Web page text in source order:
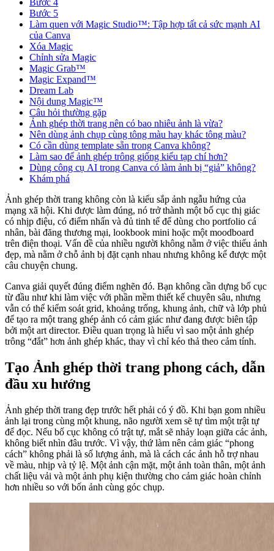
Bước 4
Bước 5
Làm quen với Magic Studio™: Tập hợp tất cả sức mạnh AI
của Canva
Xóa Magic
Chỉnh sửa Magic
Magic Grab™
Magic Expand™
Dream Lab
Nội dung Magic™
Câu hỏi thường gặp
Ảnh ghép thời trang nên có bao nhiêu ảnh là vừa?
Nên dùng ảnh chụp cùng tông màu hay khác tông màu?
Có cần dùng template sẵn trong Canva không?
Làm sao để ảnh ghép trông giống kiểu tạp chí hơn?
Dùng công cụ AI trong Canva có làm ảnh bị “giả” không?
Khám phá
Ảnh ghép thời trang không còn là kiểu sắp ảnh ngẫu hứng của
mạng xã hội. Khi được làm đúng, nó trở thành một bố cục thị giác
có nhịp điệu, có điểm nhấn và đủ tinh tế để dùng cho portfolio cá
nhân, bài đăng thương mại, lookbook mini hoặc một moodboard
trên điện thoại. Vấn đề của nhiều người không nằm ở việc thiếu ảnh
đẹp, mà nằm ở chỗ ảnh bị đặt cạnh nhau nhưng không kể được một
câu chuyện chung.
Canva giải quyết đúng điểm nghẽn đó. Bạn không cần dựng bố cục
từ đầu như khi làm việc với phần mềm thiết kế chuyên sâu, nhưng
vẫn có thể kiểm soát grid, khoảng trống, khung ảnh, chữ và lớp phủ
để tạo ra một trang ghép ảnh có cảm giác như đang được biên tập
bởi một art director. Điều quan trọng là hiểu vì sao một ảnh ghép
trông “đắt” hơn ảnh ghép khác, thay vì chỉ kéo thả theo cảm tính.
Tạo Ảnh ghép thời trang phong cách, dẫn
đầu xu hướng
Ảnh ghép thời trang đẹp trước hết phải có ý đồ. Khi bạn gom nhiều
ảnh lại trong cùng một khung, não người xem sẽ tự tìm một trật tự
để đọc. Nếu bố cục không có trật tự, mắt sẽ nhảy loạn giữa các ảnh,
không biết nhìn đâu trước. Vì vậy, thứ làm nên cảm giác “phong
cách” không phải là số lượng ảnh, mà là cách các ảnh hỗ trợ nhau
về màu, nhịp và tỷ lệ. Một ảnh cận mặt, một ảnh toàn thân, một ảnh
chất liệu vải và một ảnh phụ kiện thường cho cảm giác hoàn chỉnh
hơn nhiều so với bốn ảnh cùng góc chụp.